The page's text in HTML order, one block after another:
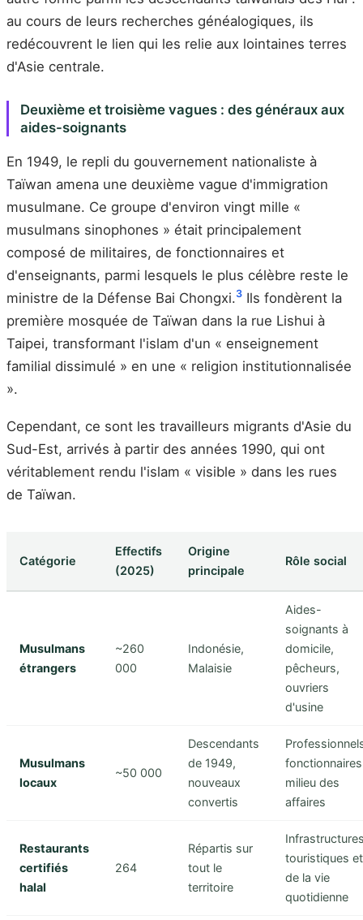
au cours de leurs recherches généalogiques, ils
redécouvrent le lien qui les relie aux lointaines terres
d'Asie centrale.
Deuxième et troisième vagues : des généraux aux
aides-soignants
En 1949, le repli du gouvernement nationaliste à
Taïwan amena une deuxième vague d'immigration
musulmane. Ce groupe d'environ vingt mille «
musulmans sinophones » était principalement
composé de militaires, de fonctionnaires et
d'enseignants, parmi lesquels le plus célèbre reste le
ministre de la Défense Bai Chongxi.3 Ils fondèrent la
première mosquée de Taïwan dans la rue Lishui à
Taipei, transformant l'islam d'un « enseignement
familial dissimulé » en une « religion institutionnalisée
».
Cependant, ce sont les travailleurs migrants d'Asie du
Sud-Est, arrivés à partir des années 1990, qui ont
véritablement rendu l'islam « visible » dans les rues
de Taïwan.
Catégorie
Effectifs
(2025)
Origine
principale
Rôle social
Musulmans
étrangers
~260
000
Indonésie,
Malaisie
Aides-
soignants à
domicile,
pêcheurs,
ouvriers
d'usine
Musulmans
locaux
~50 000
Descendants
de 1949,
nouveaux
convertis
milieu des
affaires
Restaurants
certifiés
halal
264
Répartis sur
tout le
territoire
touristiques et
de la vie
quotidienne